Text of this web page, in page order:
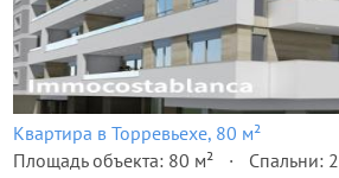
Квартира в Торревьехе, 80 м²
Площадь объекта: 80 м²
Спальни: 2